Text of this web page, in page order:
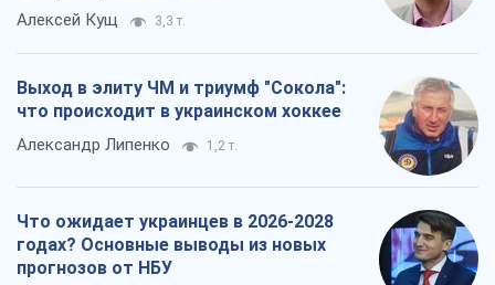
Алексей Кущ 3,3 т.
Выход в элиту ЧМ и триумф "Сокола":
что происходит в украинском хоккее
Александр Липенко 1,2 т.
Что ожидает украинцев в 2026-2028
годах? Основные выводы из новых
прогнозов от НБУ